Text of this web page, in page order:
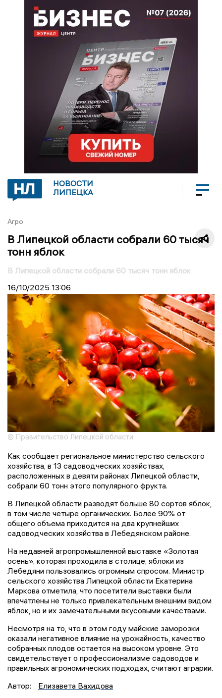
НОВОСТИ
ЛИПЕЦКА
Агро
В Липецкой области собрали 60 тысяч
тонн яблок
В Липецкой области собрали 60 тысяч тонн яблок
16/10/2025 13:06
© Правительство Липецкой области
Как сообщает региональное министерство сельского
хозяйства, в 13 садоводческих хозяйствах,
расположенных в девяти районах Липецкой области,
собрали 60 тонн этого популярного фрукта.
В Липецкой области разводят больше 80 сортов яблок,
в том числе четыре органических. Более 90% от
общего объема приходится на два крупнейших
садоводческих хозяйства в Лебедянском районе.
На недавней агропромышленной выставке «Золотая
осень», которая проходила в столице, яблоки из
Лебедяни пользовались огромным спросом. Министр
сельского хозяйства Липецкой области Екатерина
Маркова отметила, что посетители выставки были
впечатлены не только привлекательным внешним видом
яблок, но и их замечательными вкусовыми качествами.
Несмотря на то, что в этом году майские заморозки
оказали негативное влияние на урожайность, качество
собранных плодов остается на высоком уровне. Это
свидетельствует о профессионализме садоводов и
правильных агрономических подходах, считают аграрии.
Автор:
Елизавета Вахидова